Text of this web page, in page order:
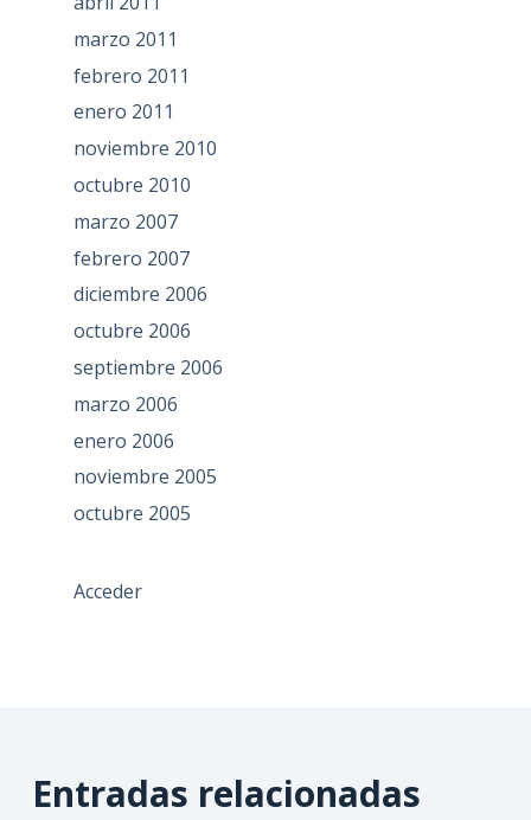
marzo 2011
febrero 2011
enero 2011
noviembre 2010
octubre 2010
marzo 2007
febrero 2007
diciembre 2006
octubre 2006
septiembre 2006
marzo 2006
enero 2006
noviembre 2005
octubre 2005
Acceder
Entradas relacionadas